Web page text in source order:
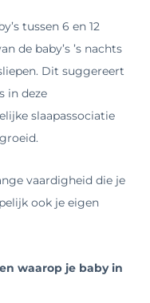
tussen 6 en 12
de baby’s ’s nachts
Dit suggereert
in deze
slaapassociatie
vaardigheid die je
ook je eigen
waarop je baby in